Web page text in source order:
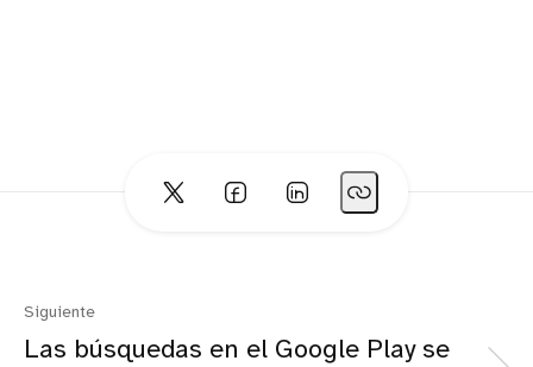
Siguiente
Las búsquedas en el Google Play se